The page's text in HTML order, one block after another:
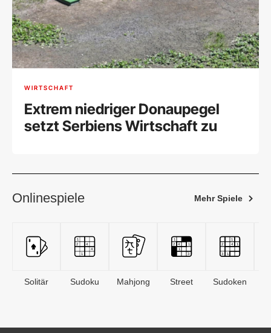
WIRTSCHAFT
Extrem niedriger Donaupegel
setzt Serbiens Wirtschaft zu
Onlinespiele Mehr Spiele
Solitär Sudoku Mahjong Street Sudoken